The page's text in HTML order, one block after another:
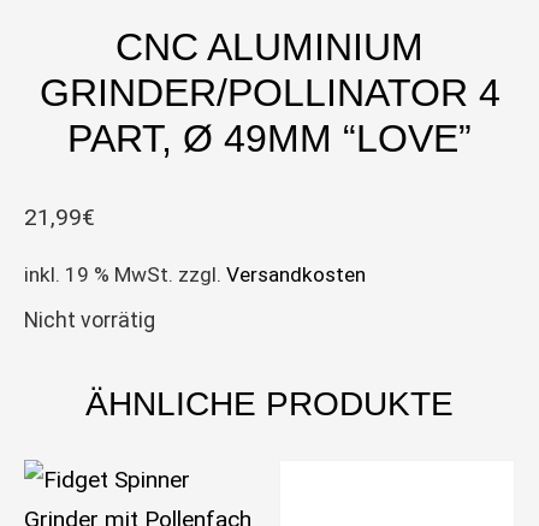
CNC ALUMINIUM
GRINDER/POLLINATOR 4
PART, Ø 49MM “LOVE”
21,99€
inkl. 19 % MwSt. zzgl. Versandkosten
Nicht vorrätig
ÄHNLICHE PRODUKTE